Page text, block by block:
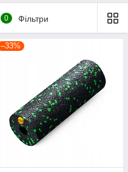
0 Фільтри
–33%